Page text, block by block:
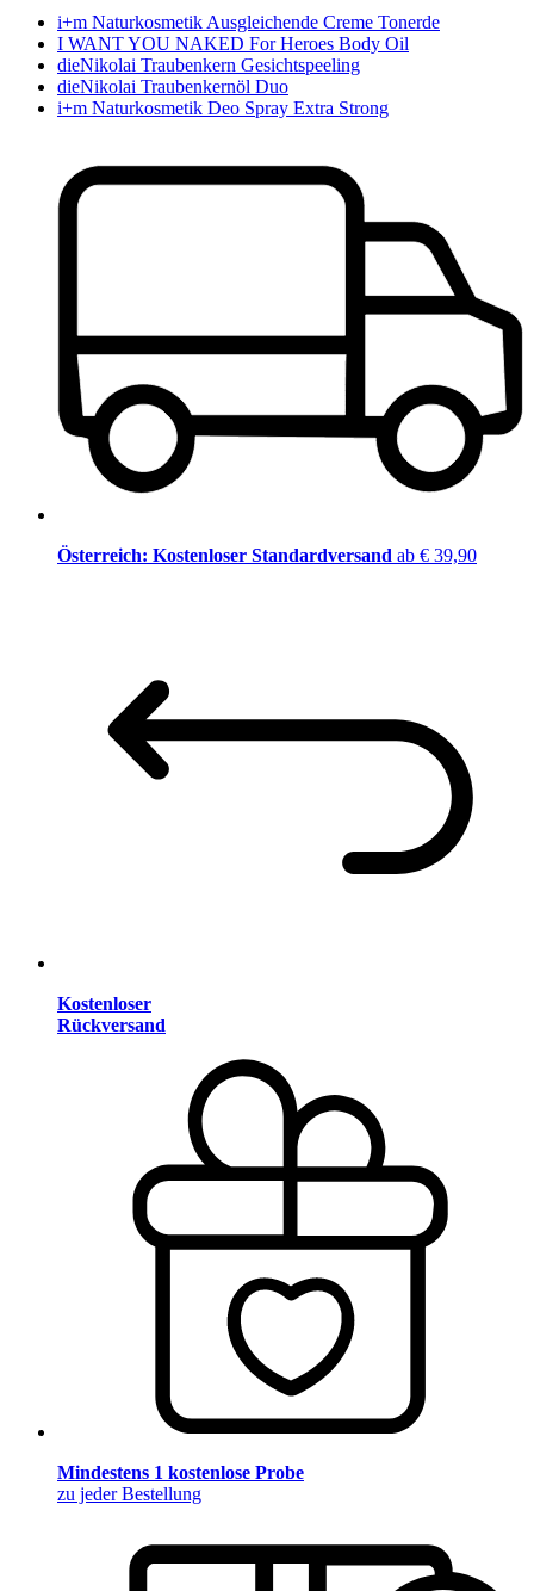
i+m Naturkosmetik Ausgleichende Creme Tonerde
I WANT YOU NAKED For Heroes Body Oil
dieNikolai Traubenkern Gesichtspeeling
dieNikolai Traubenkernöl Duo
i+m Naturkosmetik Deo Spray Extra Strong
Österreich: Kostenloser Standardversand ab € 39,90
Kostenloser
Rückversand
Mindestens 1 kostenlose Probe
zu jeder Bestellung